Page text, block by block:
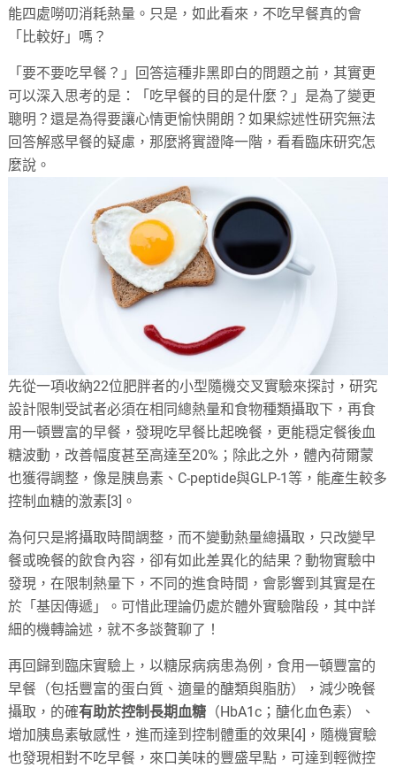
能四處嘮叨消耗熱量。只是，如此看來，不吃早餐真的會
「比較好」嗎？
「要不要吃早餐？」回答這種非黑即白的問題之前，其實更
可以深入思考的是：「吃早餐的目的是什麼？」是為了變更
聰明？還是為得要讓心情更愉快開朗？如果綜述性研究無法
回答解惑早餐的疑慮，那麼將實證降一階，看看臨床研究怎
麼說。
先從一項收納22位肥胖者的小型隨機交叉實驗來探討，研究
設計限制受試者必須在相同總熱量和食物種類攝取下，再食
用一頓豐富的早餐，發現吃早餐比起晚餐，更能穏定餐後血
糖波動，改善幅度甚至高達至20%；除此之外，體內荷爾蒙
也獲得調整，像是胰島素、C-peptide與GLP-1等，能產生較多
控制血糖的激素[3]。
為何只是將攝取時間調整，而不變動熱量總攝取，只改變早
餐或晚餐的飲食內容，卻有如此差異化的結果？動物實驗中
發現，在限制熱量下，不同的進食時間，會影響到其實是在
於「基因傳遞」。可惜此理論仍處於體外實驗階段，其中詳
細的機轉論述，就不多談贅聊了！
再回歸到臨床實驗上，以糖尿病病患為例，食用一頓豐富的
早餐（包括豐富的蛋白質、適量的醣類與脂肪），減少晚餐
攝取，的確有助於控制長期血糖 （HbA1c；醣化血色素）、
增加胰島素敏感性，進而達到控制體重的效果[4]，隨機實驗
也發現相對不吃早餐，來口美味的豐盛早點，可達到輕微控